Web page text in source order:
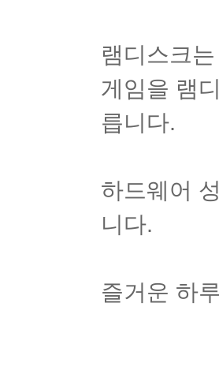
램디스크
게임을 램
릅니다.
하드웨어
니다.
즐거운 하